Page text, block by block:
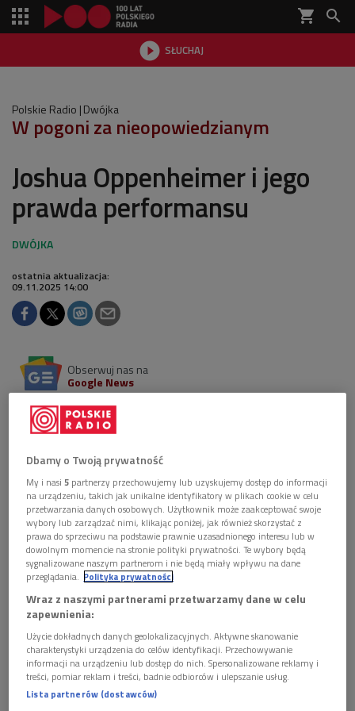
shopping_cart 
 SŁUCHAJ

Polskie Radio Dwójka
W pogoni za nieopowiedzianym
Joshua Oppenheimer i jego
prawda performansu
ostatnia aktualizacja:
09.11.2025 14:00
Obserwuj nas na
Google News
"Ludzie uwielbiają udawać. Kochamy to tak bardzo,
że potrafimy wmówić sobie to, co jest ewidentnie
Oppenheimer. W tych odgrywanych rolach i
fantazmatach niespodziewanie jednak mogą pojawić
się rysy i pęknięcia...
Dbamy o Twoją prywatność
My i nasi5 partnerzy przechowujemy lub uzyskujemy dostęp do informacji
na urządzeniu, takich jak unikalne identyfikatory w plikach cookie w celu
przetwarzania danych osobowych. Użytkownik może zaakceptować swoje
wybory lub zarządzać nimi, klikając poniżej, jak również skorzystać z
prawa do sprzeciwu na podstawie prawnie uzasadnionego interesu lub w
dowolnym momencie na stronie polityki prywatności. Te wybory będą
sygnalizowane naszym partnerom i nie będą miały wpływu na dane
przeglądania. Polityka prywatności
Wraz z naszymi partnerami przetwarzamy dane w celu
zapewnienia:
Użycie dokładnych danych geolokalizacyjnych. Aktywne skanowanie
charakterystyki urządzenia do celów identyfikacji. Przechowywanie
informacji na urządzeniu lub dostęp do nich. Spersonalizowane reklamy i
treści, pomiar reklam i treści, badnie odbiorców i ulepszanie usług.
Lista partnerów (dostawców)